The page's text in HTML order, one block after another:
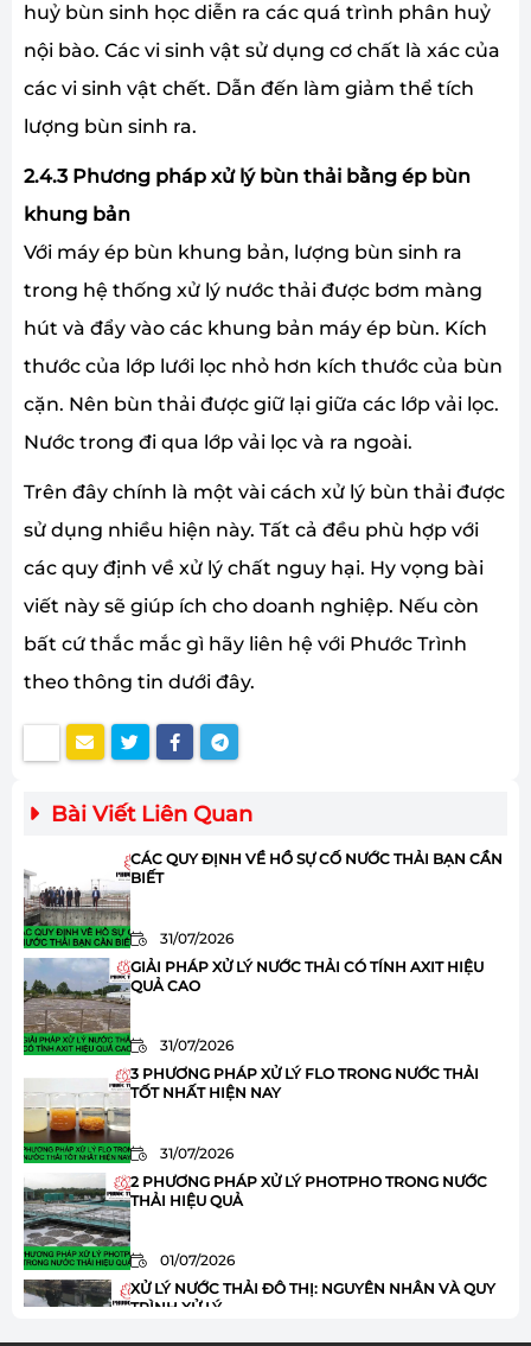
huỷ bùn sinh học diễn ra các quá trình phân huỷ
nội bào. Các vi sinh vật sử dụng cơ chất là xác của
các vi sinh vật chết. Dẫn đến làm giảm thể tích
lượng bùn sinh ra.
2.4.3 Phương pháp xử lý bùn thải bằng ép bùn
khung bản
Với máy ép bùn khung bản, lượng bùn sinh ra
trong hệ thống xử lý nước thải được bơm màng
hút và đẩy vào các khung bản máy ép bùn. Kích
thước của lớp lưới lọc nhỏ hơn kích thước của bùn
cặn. Nên bùn thải được giữ lại giữa các lớp vải lọc.
Nước trong đi qua lớp vải lọc và ra ngoài.
Trên đây chính là một vài cách xử lý bùn thải được
sử dụng nhiều hiện này. Tất cả đều phù hợp với
các quy định về xử lý chất nguy hại. Hy vọng bài
viết này sẽ giúp ích cho doanh nghiệp. Nếu còn
bất cứ thắc mắc gì hãy liên hệ với Phước Trình
theo thông tin dưới đây.
Bài Viết Liên Quan
CÁC QUY ĐỊNH VỀ HỒ SỰ CỐ NƯỚC THẢI BẠN CẦN
BIẾT
31/07/2026
GIẢI PHÁP XỬ LÝ NƯỚC THẢI CÓ TÍNH AXIT HIỆU
QUẢ CAO
31/07/2026
3 PHƯƠNG PHÁP XỬ LÝ FLO TRONG NƯỚC THẢI
TỐT NHẤT HIỆN NAY
31/07/2026
2 PHƯƠNG PHÁP XỬ LÝ PHOTPHO TRONG NƯỚC
THẢI HIỆU QUẢ
01/07/2026
XỬ LÝ NƯỚC THẢI ĐÔ THỊ: NGUYÊN NHÂN VÀ QUY
TRÌNH XỬ LÝ